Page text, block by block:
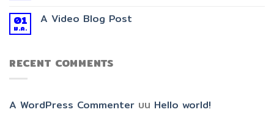
01
ม.ค.
A Video Blog Post
RECENT COMMENTS
A WordPress Commenter บน Hello world!